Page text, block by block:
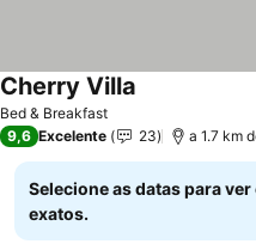
Bed & Breakfast
Cherry Villa
9,6 Excelente 23 a 1.7 km
Selecione as datas para
exatos.